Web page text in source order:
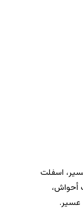
اسفلت
أحواش،
عسير.